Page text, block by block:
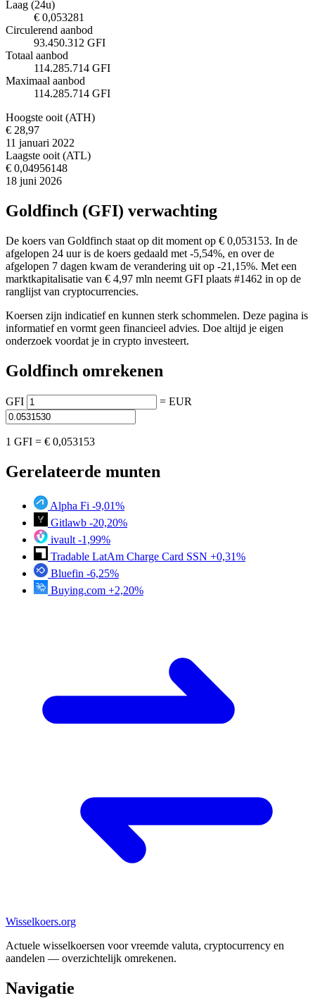
Laag (24u)
€ 0,053281
Circulerend aanbod
93.450.312 GFI
Totaal aanbod
114.285.714 GFI
Maximaal aanbod
114.285.714 GFI
Hoogste ooit (ATH)
€ 28,97
11 januari 2022
Laagste ooit (ATL)
€ 0,04956148
18 juni 2026
Goldfinch (GFI) verwachting
De koers van Goldfinch staat op dit moment op € 0,053153. In de
afgelopen 24 uur is de koers gedaald met -5,54%, en over de
afgelopen 7 dagen kwam de verandering uit op -21,15%. Met een
marktkapitalisatie van € 4,97 mln neemt GFI plaats #1462 in op de
ranglijst van cryptocurrencies.
Koersen zijn indicatief en kunnen sterk schommelen. Deze pagina is
informatief en vormt geen financieel advies. Doe altijd je eigen
onderzoek voordat je in crypto investeert.
Goldfinch omrekenen
GFI = EUR
1 GFI = € 0,053153
Gerelateerde munten
Alpha Fi -9,01%
Gitlawb -20,20%
ivault -1,99%
Tradable LatAm Charge Card SSN +0,31%
Bluefin -6,25%
Buying.com +2,20%
Wisselkoers.org
Actuele wisselkoersen voor vreemde valuta, cryptocurrency en
aandelen — overzichtelijk omrekenen.
Navigatie